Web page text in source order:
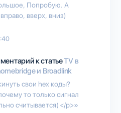
Попробую. А
вверх, вниз)
к статьеTV в
и Broadlink
свои hex коды?
то только сигнал
считывается( </p>»